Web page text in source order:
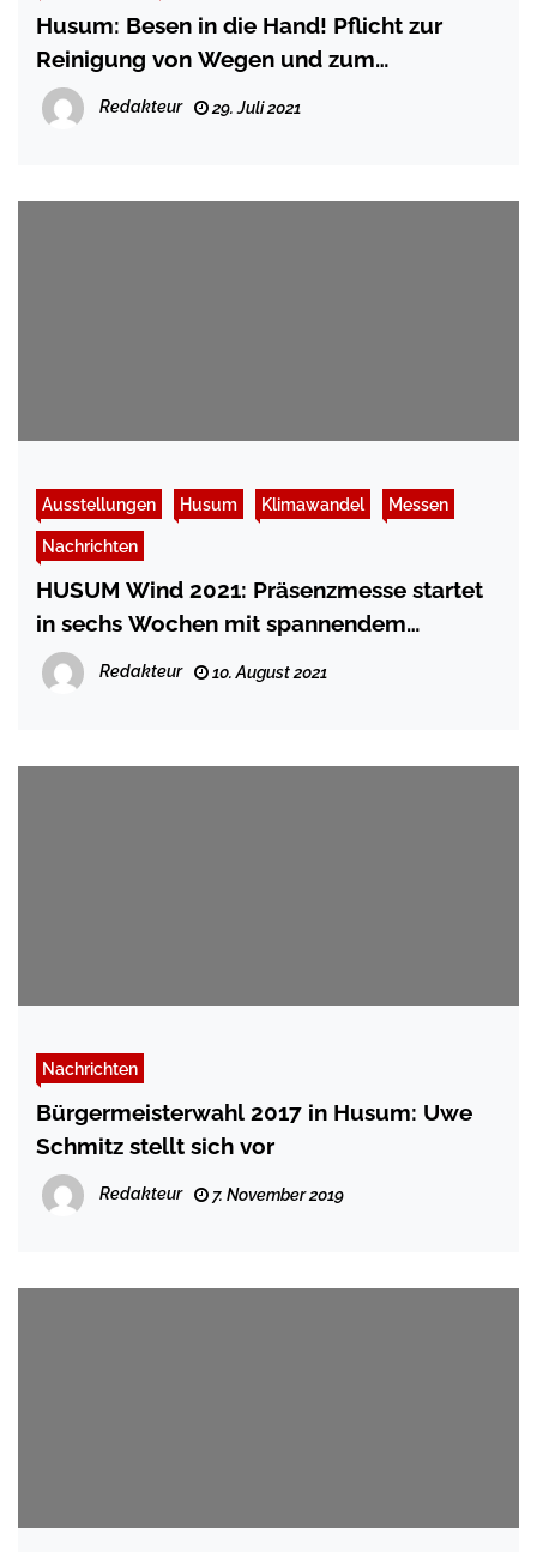
Husum: Besen in die Hand! Pflicht zur
Reinigung von Wegen und zum
Zurückschneiden von Pflanzen
Redakteur 29. Juli 2021
Ausstellungen Husum Klimawandel Messen
Nachrichten
HUSUM Wind 2021: Präsenzmesse startet
in sechs Wochen mit spannendem
Forenprogramm
Redakteur 10. August 2021
Nachrichten
Bürgermeisterwahl 2017 in Husum: Uwe
Schmitz stellt sich vor
Redakteur 7. November 2019